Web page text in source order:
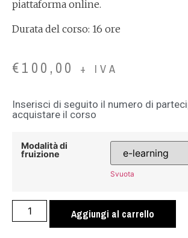
piattaforma online.
Durata del corso: 16 ore
€100,00 + IVA
Inserisci di seguito il numero di
acquistare il corso
Modalità di
fruizione
Svuota
Aggiungi al carrello